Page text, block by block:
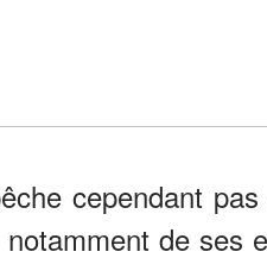
cependant
de ses